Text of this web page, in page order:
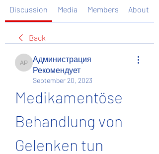
Discussion Media Members About
Back
Администрация Рекомендует
Администрация
Рекомендует
September 20, 2023
Medikamentöse
Behandlung von
Gelenken tun